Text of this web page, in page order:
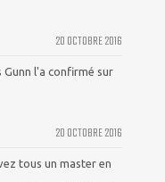
20 OCTOBRE 2016
Gunn l'a confirmé sur
20 OCTOBRE 2016
tous un master en